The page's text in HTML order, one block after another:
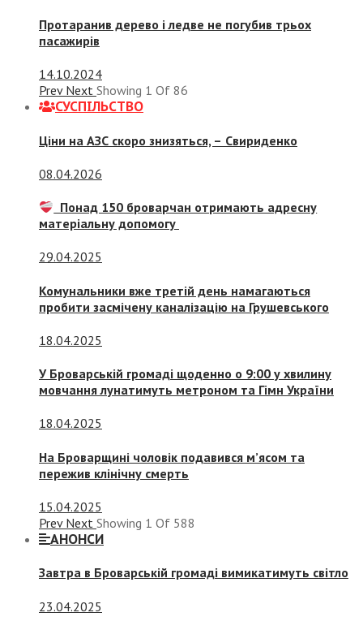
Протаранив дерево і ледве не погубив трьох
пасажирів
14.10.2024
Prev Next Showing 1 Of 86
СУСПIЛЬСТВО
Ціни на АЗС скоро знизяться, – Свириденко
08.04.2026
Понад 150 броварчан отримають адресну
матеріальну допомогу
29.04.2025
Комунальники вже третій день намагаються
пробити засмічену каналізацію на Грушевського
18.04.2025
У Броварській громаді щоденно о 9:00 у хвилину
мовчання лунатимуть метроном та Гімн України
18.04.2025
На Броварщині чоловік подавився м’ясом та
пережив клінічну смерть
15.04.2025
Prev Next Showing 1 Of 588
АНОНСИ
Завтра в Броварській громаді вимикатимуть світло
23.04.2025